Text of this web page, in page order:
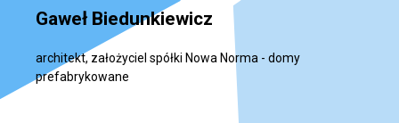
Gaweł Biedunkiewicz
architekt, założyciel spółki Nowa Norma - domy
prefabrykowane